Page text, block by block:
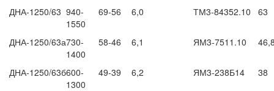
ДНА-1250/63 940-
1550
69-56 6,0 ТМ3-84352.10 63
ДНА-1250/63а730-
1400
58-46 6,1 ЯМ3-7511.10
ДНА-1250/63б600-
1300
49-39 6,2 ЯМ3-238Б14 38